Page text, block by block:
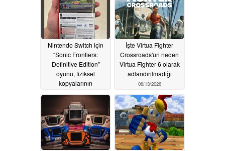
Nintendo Switch için
“Sonic Frontiers:
Definitive Edition”
oyunu, fiziksel
kopyalarının
ulaştığı bildirilirken
yeniden sızdırıldı
06/17/2026
İşte Virtua Fighter
Crossroads'un neden
Virtua Fighter 6 olarak
adlandırılmadığı
06/13/2026